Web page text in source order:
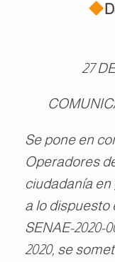
27
Se pone en
Operadores
ciudadanía
a lo dispuesto
SENAE-2020-
2020, se